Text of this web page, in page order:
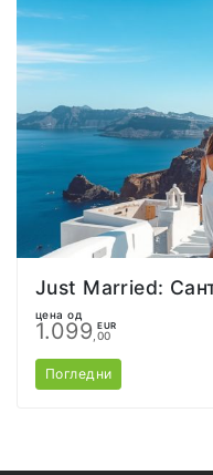
Just Married:
цена од
1.099 EUR
,00
Погледни